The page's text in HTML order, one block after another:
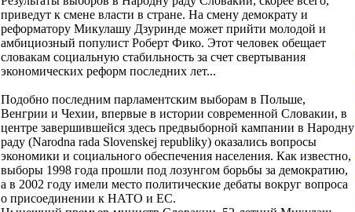
приведут к смене власти в стране. На смену демократу и
реформатору Микулашу Дзуринде может прийти молодой и
амбициозный популист Роберт Фико. Этот человек обещает
словакам социальную стабильность за счет свертывания
экономических реформ последних лет...
Подобно последним парламентским выборам в Польше,
Венгрии и Чехии, впервые в истории современной Словакии, в
центре завершившейся здесь предвыборной кампании в Народну
раду (Narodna rada Slovenskej republiky) оказались вопросы
экономики и социального обеспечения населения. Как известно,
выборы 1998 года прошли под лозунгом борьбы за демократию,
а в 2002 году имели место политические дебаты вокруг вопроса
о присоединении к НАТО и ЕС.